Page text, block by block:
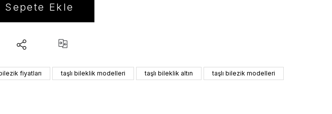
Sepete Ekle
fiyatları taşlı bileklik modelleri taşlı bileklik altın
taşlı bilezik modelleri